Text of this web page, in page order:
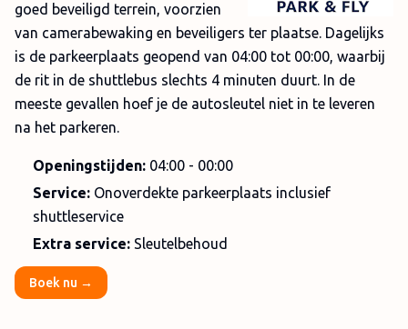
goed beveiligd terrein, voorzien
van camerabewaking en beveiligers ter plaatse. Dagelijks
is de parkeerplaats geopend van 04:00 tot 00:00, waarbij
de rit in de shuttlebus slechts 4 minuten duurt. In de
meeste gevallen hoef je de autosleutel niet in te leveren
na het parkeren.
Openingstijden: 04:00 - 00:00
Service: Onoverdekte parkeerplaats inclusief
shuttleservice
Extra service: Sleutelbehoud
Boek nu →